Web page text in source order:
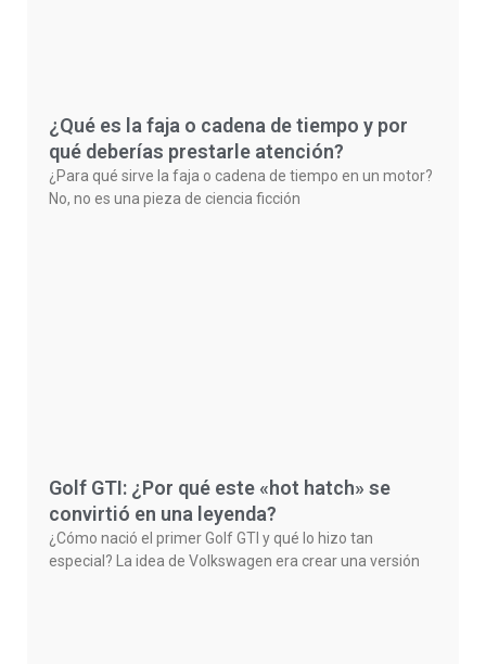
¿Qué es la faja o cadena de tiempo y por
qué deberías prestarle atención?
¿Para qué sirve la faja o cadena de tiempo en un motor?
No, no es una pieza de ciencia ficción
Golf GTI: ¿Por qué este «hot hatch» se
convirtió en una leyenda?
¿Cómo nació el primer Golf GTI y qué lo hizo tan
especial? La idea de Volkswagen era crear una versión